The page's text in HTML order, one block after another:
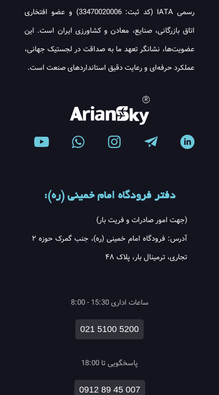
رسمی IATA (کد ثبت: 33470020006) و عضو افتخاری
اتاق بازرگانی، صنایع، معادن و کشاورزی ایران است. این
عضویت‌ها، نشانگر تعهد ما به صداقت در لجستیک جهانی،
عملکرد حرفه‌ای و رعایت دقیق استانداردهای صنعت است.
دفتر فرودگاه امام خمینی (ره):
(جهت امور صادرات و فریت بار)
آدرس: فرودگاه امام خمینی (ره)، جنب گمرک حوزه ۲
تجاری، ترمینال بار، پلاک ۴۸
ساعات اداری 15:30 - 8:00
021 5100 5200
پاسخگویی تا 18:00
0912 89 45 007